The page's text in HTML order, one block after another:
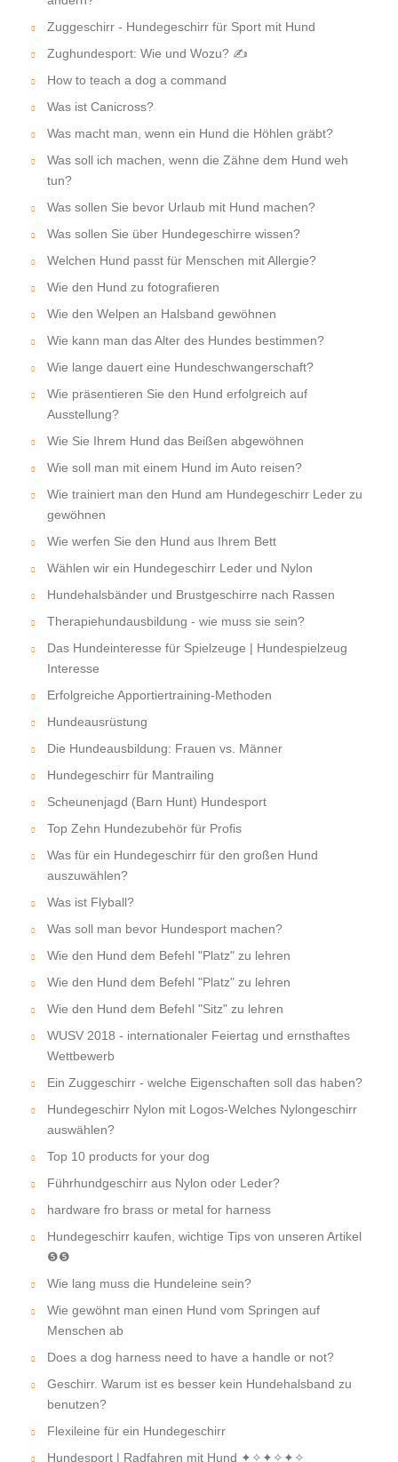
Zuggeschirr - Hundegeschirr für Sport mit Hund
Zughundesport: Wie und Wozu? ✍
How to teach a dog a command
Was ist Canicross?
Was macht man, wenn ein Hund die Höhlen gräbt?
Was soll ich machen, wenn die Zähne dem Hund weh
tun?
Was sollen Sie bevor Urlaub mit Hund machen?
Was sollen Sie über Hundegeschirre wissen?
Welchen Hund passt für Menschen mit Allergie?
Wie den Hund zu fotografieren
Wie den Welpen an Halsband gewöhnen
Wie kann man das Alter des Hundes bestimmen?
Wie lange dauert eine Hundeschwangerschaft?
Wie präsentieren Sie den Hund erfolgreich auf
Ausstellung?
Wie Sie Ihrem Hund das Beißen abgewöhnen
Wie soll man mit einem Hund im Auto reisen?
Wie trainiert man den Hund am Hundegeschirr Leder zu
gewöhnen
Wie werfen Sie den Hund aus Ihrem Bett
Wählen wir ein Hundegeschirr Leder und Nylon
Hundehalsbänder und Brustgeschirre nach Rassen
Therapiehundausbildung - wie muss sie sein?
Das Hundeinteresse für Spielzeuge | Hundespielzeug
Interesse
Erfolgreiche Apportiertraining-Methoden
Hundeausrüstung
Die Hundeausbildung: Frauen vs. Männer
Hundegeschirr für Mantrailing
Scheunenjagd (Barn Hunt) Hundesport
Top Zehn Hundezubehör für Profis
Was für ein Hundegeschirr für den großen Hund
auszuwählen?
Was ist Flyball?
Was soll man bevor Hundesport machen?
Wie den Hund dem Befehl "Platz" zu lehren
Wie den Hund dem Befehl "Platz" zu lehren
Wie den Hund dem Befehl "Sitz" zu lehren
WUSV 2018 - internationaler Feiertag und ernsthaftes
Wettbewerb
Ein Zuggeschirr - welche Eigenschaften soll das haben?
Hundegeschirr Nylon mit Logos-Welches Nylongeschirr
auswählen?
Top 10 products for your dog
Führhundgeschirr aus Nylon oder Leder?
hardware fro brass or metal for harness
Hundegeschirr kaufen, wichtige Tips von unseren Artikel
❺❺
Wie lang muss die Hundeleine sein?
Wie gewöhnt man einen Hund vom Springen auf
Menschen ab
Does a dog harness need to have a handle or not?
Geschirr. Warum ist es besser kein Hundehalsband zu
benutzen?
Flexileine für ein Hundegeschirr
Hundesport | Radfahren mit Hund ✦✧✦✧✦✧